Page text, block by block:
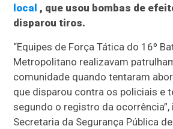
local , que usou bombas de
disparou tiros.
“Equipes de Força Tática do 16º
Metropolitano realizavam
comunidade quando tentaram
que disparou contra os policiais e
segundo o registro da
Secretaria da Segurança Pública